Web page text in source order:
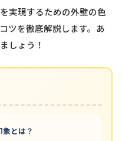
実現するための外壁の色
ツを徹底解説します。あ
しょう！
とは？